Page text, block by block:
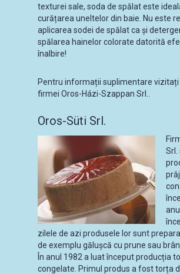
texturei sale, soda de spălat este
curățarea uneltelor din baie. Nu este
aplicarea sodei de spălat ca și
spălarea hainelor colorate datorită
înalbire!
Pentru informații suplimentare vizitați
firmei Oros-Házi-Szappan Srl..
Oros-Süti Srl.
Srl.
zilele de azi produsele lor sunt
de exemplu gălușcă cu prune sau
În anul 1982 a luat început producția
congelate. Primul produs a fost torța